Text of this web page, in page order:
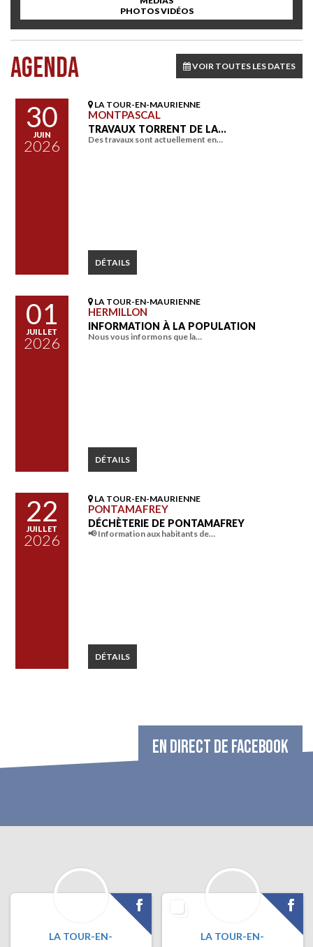
PHOTOS VIDÉOS
AGENDA VOIR TOUTES LES DATES
30
JUIN
2026
LA TOUR-EN-MAURIENNE
MONTPASCAL
TRAVAUX TORRENT DE LA…
Des travaux sont actuellement en…
DÉTAILS
01
JUILLET
2026
LA TOUR-EN-MAURIENNE
HERMILLON
INFORMATION À LA POPULATION
Nous vous informons que la…
DÉTAILS
22
JUILLET
2026
LA TOUR-EN-MAURIENNE
PONTAMAFREY
DÉCHÈTERIE DE PONTAMAFREY
📢 Information aux habitants de…
DÉTAILS
EN DIRECT DE FACEBOOK
LA TOUR-EN-
LA TOUR-EN-